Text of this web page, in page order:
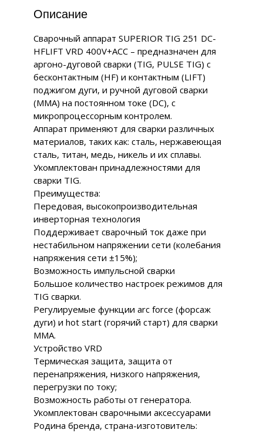
Описание
Сварочный аппарат SUPERIOR TIG 251 DC-
HFLIFT VRD 400V+ACC – предназначен для
аргоно-дуговой сварки (TIG, PULSE TIG) с
бесконтактным (HF) и контактным (LIFT)
поджигом дуги, и ручной дуговой сварки
(ММА) на постоянном токе (DС), с
микропроцессорным контролем.
Аппарат применяют для сварки различных
материалов, таких как: сталь, нержавеющая
сталь, титан, медь, никель и их сплавы.
Укомплектован принадлежностями для
сварки TIG.
Преимущества:
Передовая, высокопроизводительная
инверторная технология
Поддерживает сварочный ток даже при
нестабильном напряжении сети (колебания
напряжения сети ±15%);
Возможность импульсной сварки
Большое количество настроек режимов для
TIG сварки.
Регулируемые функции arc force (форсаж
дуги) и hot start (горячий старт) для сварки
ММА.
Устройство VRD
Термическая защита, защита от
перенапряжения, низкого напряжения,
перегрузки по току;
Возможность работы от генератора.
Укомплектован сварочными аксессуарами
Родина бренда, страна-изготовитель: